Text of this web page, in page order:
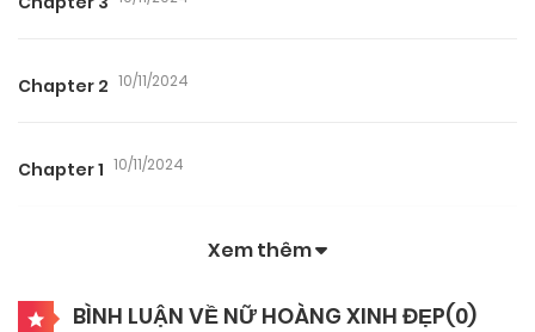
Chapter 2 10/11/2024
Chapter 1 10/11/2024
Xem thêm
BÌNH LUẬN VỀ NỮ HOÀNG XINH ĐẸP(0)